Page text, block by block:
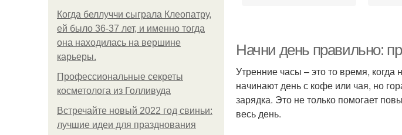
Когда беллуччи сыграла Клеопатру,
ей было 36-37 лет, и именно тогда
она находилась на вершине
карьеры.
Профессиональные секреты
косметолога из Голливуда
Встречайте новый 2022 год свиньи:
лучшие идеи для празднования
Начни день правильно:
Утренние часы – это то время,
начинают день с кофе или чая, но
зарядка. Это не только помогает
весь день.